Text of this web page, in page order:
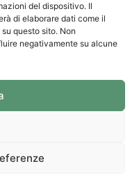
del dispositivo. Il
di elaborare dati come il
questo sito. Non
negativamente su alcune
SOCIAL